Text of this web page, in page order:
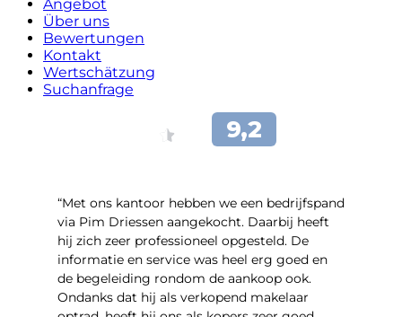
Angebot
Über uns
Bewertungen
Kontakt
Wertschätzung
Suchanfrage
“Met ons kantoor hebben we een bedrijfspand
via Pim Driessen aangekocht. Daarbij heeft
hij zich zeer professioneel opgesteld. De
informatie en service was heel erg goed en
de begeleiding rondom de aankoop ook.
Ondanks dat hij als verkopend makelaar